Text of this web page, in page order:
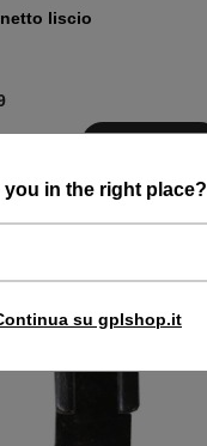
you in the right place?
su gplshop.it
liscio